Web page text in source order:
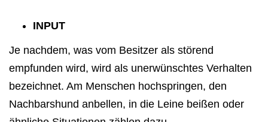
INPUT
Je nachdem, was vom Besitzer als störend
empfunden wird, wird als unerwünschtes Verhalten
bezeichnet. Am Menschen hochspringen, den
Nachbarshund anbellen, in die Leine beißen oder